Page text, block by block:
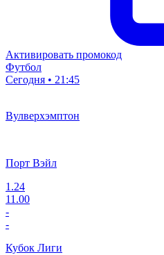
Активировать промокод
Футбол
Сегодня • 21:45
Вулверхэмптон
Порт Вэйл
1.24
11.00
-
-
Кубок Лиги